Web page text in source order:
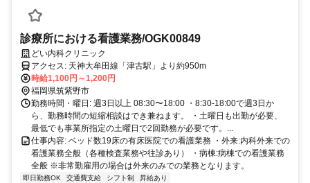
診療所における看護業務/OGK00849
どい内科クリニック
アクセス: 天神大牟田線「津古駅」より約950m
時給1,100円～1,200円
福岡県筑紫野市
勤務時間・曜日: 週3日以上 08:30〜18:00 ・8:30-18:00で週3日か
ら、勤務時間の短縮相談はでき兼ねます。 ・土曜日も出勤が必要、
最低でも事業所指定の土曜日で2回勤務が必要です。...
仕事内容: ベッド数19床の有床医院での看護業務 ・外来:内科外来での
看護業務全般（各種検査業務や往診あり） ・病棟:病棟での看護業務
全般 ※非常勤雇用の場合は外来のみでの業務となります。
即日勤務OK 交通費支給 シフト制 昇給あり